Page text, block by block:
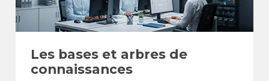
Les bases et arbres de
connaissances